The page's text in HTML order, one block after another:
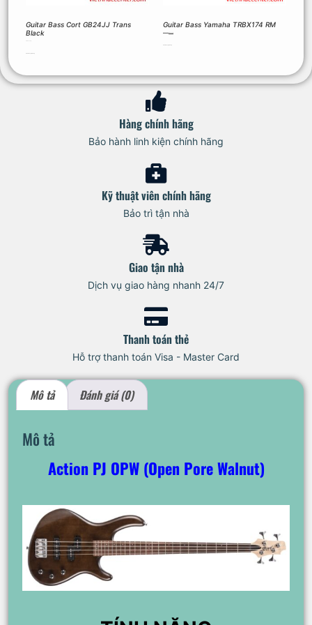
Guitar Bass Cort GB24JJ Trans
Black
Guitar Bass Yamaha TRBX174 RM
Hàng chính hãng
Bảo hành linh kiện chính hãng
Kỹ thuật viên chính hãng
Bảo trì tận nhà
Giao tận nhà
Dịch vụ giao hàng nhanh 24/7
Thanh toán thẻ
Hỗ trợ thanh toán Visa - Master Card
Mô tả Đánh giá (0)
Mô tả
Action PJ OPW (Open Pore Walnut)